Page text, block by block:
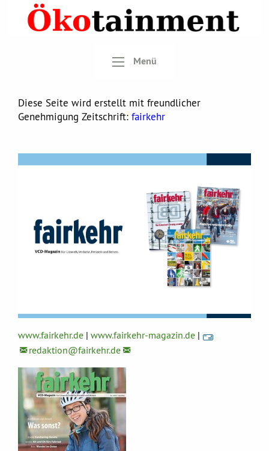
Menü
Diese Seite wird erstellt mit freundlicher
Genehmigung Zeitschrift: fairkehr
www.fairkehr.de | www.fairkehr-magazin.de |
redaktion@fairkehr.de